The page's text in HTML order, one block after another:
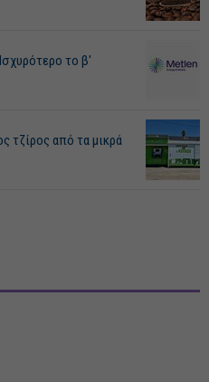
το β'
τζίρος από τα μικρά